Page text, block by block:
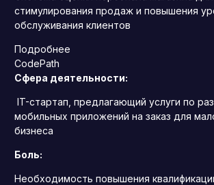
стимулирования продаж и повышения
обслуживания клиентов
Подробнее
CodePath
Сфера деятельности:
IT-стартап, предлагающий услуги по
мобильных приложений на заказ для
бизнеса
Боль:
Необходимость повышения